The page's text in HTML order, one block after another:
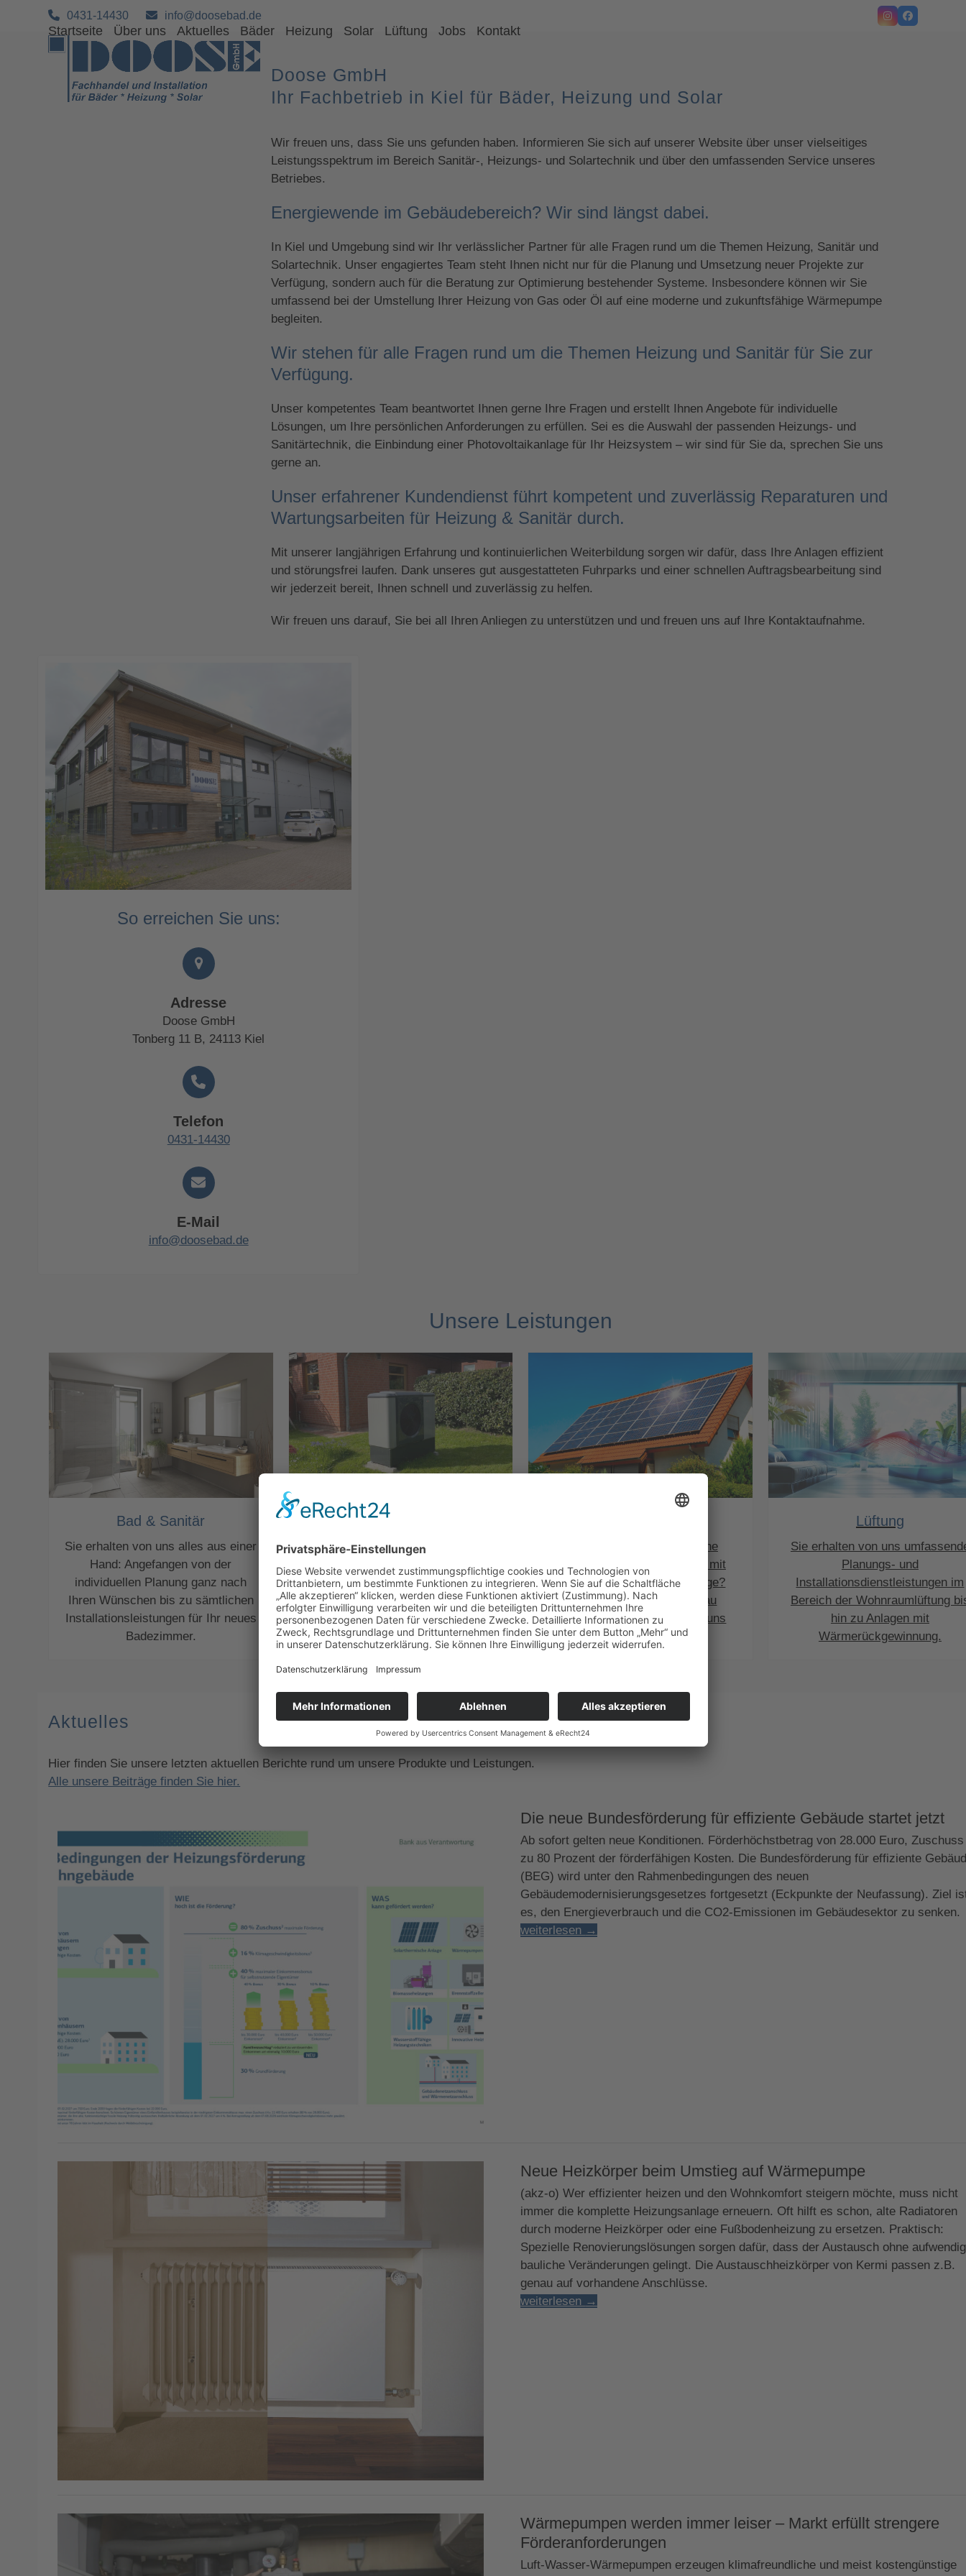
0431-14430 info@doosebad.de InstagramFacebook
Startseite Über uns Aktuelles Bäder Heizung Solar Lüftung Jobs Kontakt
Doose GmbH
Ihr Fachbetrieb in Kiel für Bäder, Heizung und Solar
Wir freuen uns, dass Sie uns gefunden haben. Informieren Sie sich auf unserer Website über unser vielseitiges
Leistungsspektrum im Bereich Sanitär-, Heizungs- und Solartechnik und über den umfassenden Service unseres
Betriebes.
Energiewende im Gebäudebereich? Wir sind längst dabei.
In Kiel und Umgebung sind wir Ihr verlässlicher Partner für alle Fragen rund um die Themen Heizung, Sanitär und
Solartechnik. Unser engagiertes Team steht Ihnen nicht nur für die Planung und Umsetzung neuer Projekte zur
Verfügung, sondern auch für die Beratung zur Optimierung bestehender Systeme. Insbesondere können wir Sie
umfassend bei der Umstellung Ihrer Heizung von Gas oder Öl auf eine moderne und zukunftsfähige Wärmepumpe
begleiten.
Wir stehen für alle Fragen rund um die Themen Heizung und Sanitär für Sie zur
Verfügung.
Unser kompetentes Team beantwortet Ihnen gerne Ihre Fragen und erstellt Ihnen Angebote für individuelle
Lösungen, um Ihre persönlichen Anforderungen zu erfüllen. Sei es die Auswahl der passenden Heizungs- und
Sanitärtechnik, die Einbindung einer Photovoltaikanlage für Ihr Heizsystem – wir sind für Sie da, sprechen Sie uns
gerne an.
Unser erfahrener Kundendienst führt kompetent und zuverlässig Reparaturen und
Wartungsarbeiten für Heizung & Sanitär durch.
Mit unserer langjährigen Erfahrung und kontinuierlichen Weiterbildung sorgen wir dafür, dass Ihre Anlagen effizient
und störungsfrei laufen. Dank unseres gut ausgestatteten Fuhrparks und einer schnellen Auftragsbearbeitung sind
wir jederzeit bereit, Ihnen schnell und zuverlässig zu helfen.
Wir freuen uns darauf, Sie bei all Ihren Anliegen zu unterstützen und und freuen uns auf Ihre Kontaktaufnahme.
So erreichen Sie uns:
Adresse
Doose GmbH
Tonberg 11 B, 24113 Kiel
Telefon
0431-14430
E-Mail
info@doosebad.de
Unsere Leistungen
Bad & Sanitär
Sie erhalten von uns alles aus einer
Hand: Angefangen von der
individuellen Planung ganz nach
Ihren Wünschen bis zu sämtlichen
Installationsleistungen für Ihr neues
Badezimmer.
Heizungsanlagen
Ein Fachgebiet unseres
Unternehmens ist die
zukunftsweisende
Wärmepumpentechnologie, mit dem
wir bereits langjährige Erfahrungen
haben.
Sie interessieren Sie für eine
Wärmepumpe in Verbindung mit
einer Photovoltaik-Solaranlage?
Dann sind Sie bei uns genau
richtig! Lassen Sie sich von uns
beraten.
Lüftung
Sie erhalten von uns
Planungs- und
Installationsdienstleistungen im
Bereich der Wohnraumlüftung
hin zu Anlagen mit
Wärmerückgewinnung.
Aktuelles
Hier finden Sie unsere letzten aktuellen Berichte rund um unsere Produkte und Leistungen.
Alle unsere Beiträge finden Sie hier.
Die neue Bundesförderung für effiziente Gebäude startet jetzt
Ab sofort gelten neue Konditionen. Förderhöchstbetrag von 28.000 Euro,
zu 80 Prozent der förderfähigen Kosten. Die Bundesförderung für effiziente
(BEG) wird unter den Rahmenbedingungen des neuen
Gebäudemodernisierungsgesetzes fortgesetzt (Eckpunkte der Neufassung). Ziel
es, den Energieverbrauch und die CO2-Emissionen im Gebäudesektor zu senken.
weiterlesen →
Neue Heizkörper beim Umstieg auf Wärmepumpe
(akz-o) Wer effizienter heizen und den Wohnkomfort steigern möchte, muss nicht
immer die komplette Heizungsanlage erneuern. Oft hilft es schon, alte Radiatoren
durch moderne Heizkörper oder eine Fußbodenheizung zu ersetzen. Praktisch:
Spezielle Renovierungslösungen sorgen dafür, dass der Austausch ohne
bauliche Veränderungen gelingt. Die Austauschheizkörper von Kermi passen z.B.
genau auf vorhandene Anschlüsse.
weiterlesen →
Wärmepumpen werden immer leiser – Markt erfüllt strengere
Förderanforderungen
Luft-Wasser-Wärmepumpen erzeugen klimafreundliche und meist kostengünstige